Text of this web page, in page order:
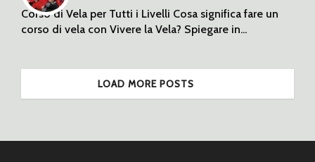
Corso di Vela per Tutti i Livelli Cosa significa fare un
corso di vela con Vivere la Vela? Spiegare in...
LOAD MORE POSTS